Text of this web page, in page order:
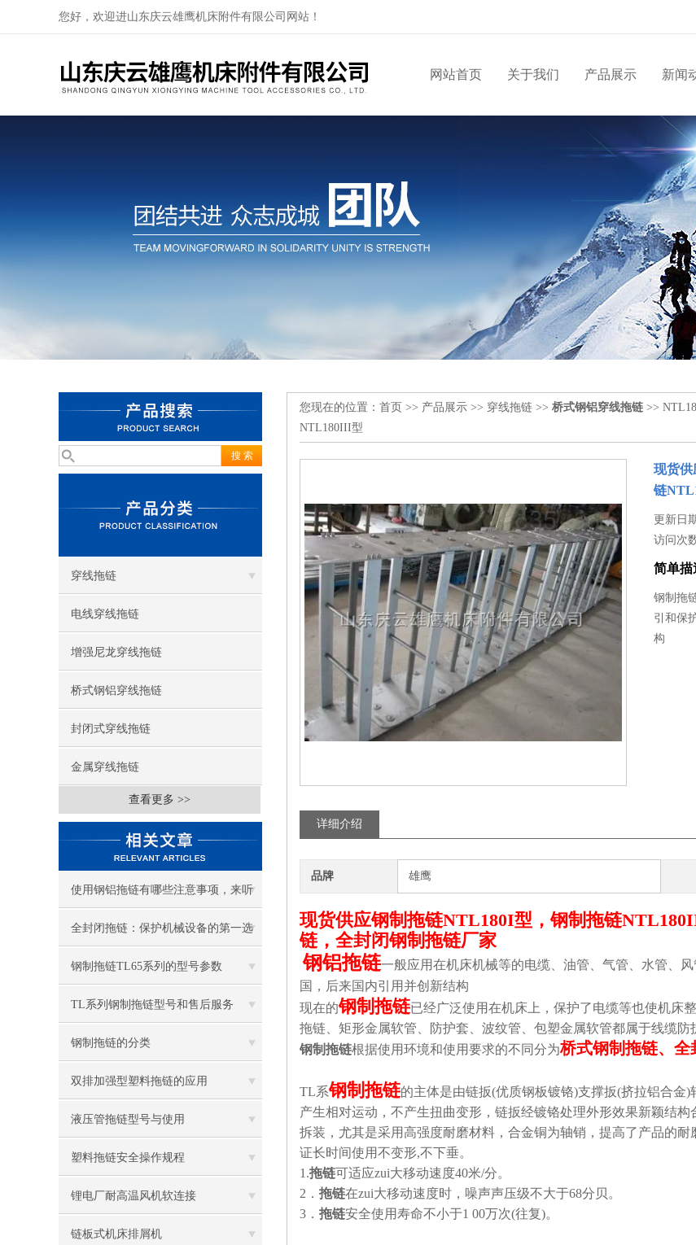
您好，欢迎进山东庆云雄鹰机床附件有限公司网站！
网站首页 关于我们 产品展示 新闻
穿线拖链
电线穿线拖链
增强尼龙穿线拖链
桥式钢铝穿线拖链
封闭式穿线拖链
金属穿线拖链
查看更多 >>
使用钢铝拖链有哪些注意事项，来听
听钢铝拖链厂家怎么说！
全封闭拖链：保护机械设备的第一选
择
钢制拖链TL65系列的型号参数
TL系列钢制拖链型号和售后服务
钢制拖链的分类
双排加强型塑料拖链的应用
液压管拖链型号与使用
塑料拖链安全操作规程
锂电厂耐高温风机软连接
链板式机床排屑机
您现在的位置： 首页 >> 产品展示 >> 穿线拖链 >> 桥式钢铝穿线拖链 >>
NTL180III型
现货
链
更新日
访问次
简单描
钢制拖
引和保
构
详细介绍
品牌 雄鹰
现货供应钢制拖链NTL180I型，钢制拖链
链，全封闭钢制拖链厂家
钢铝拖链一般应用在机床机械等的电缆、油管、气管、水管、风
国，后来国内引用并创新结构
现在的钢制拖链已经广泛使用在机床上，保护了电缆等也使机床
拖链、矩形金属软管、防护套、波纹管、包塑金属软管都属于线缆防
钢制拖链根据使用环境和使用要求的不同分为桥式钢制拖链、
TL系钢制拖链的主体是由链扳(优质钢板镀铬)支撑扳(挤拉铝合金
产生相对运动，不产生扭曲变形，链扳经镀铬处理外形效果新颖结
拆装，尤其是采用高强度耐磨材料，合金铜为轴销，提高了产品的
证长时间使用不变形,不下垂。
1.拖链可适应zui大移动速度40米/分。
2 ． 拖链在zui大移动速度时，噪声声压级不大于68分贝。
3 ． 拖链安全使用寿命不小于1 00万次(往复)。